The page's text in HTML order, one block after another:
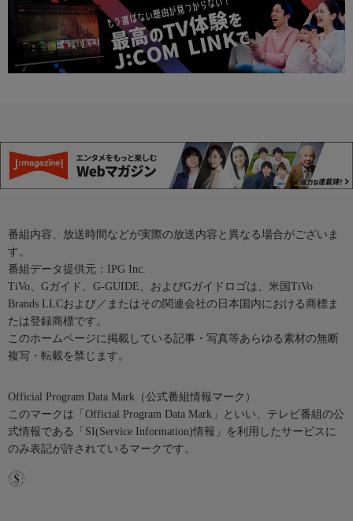
番組内容、放送時間などが実際の放送内容と異なる場合がございま
す。
番組データ提供元：IPG Inc.
TiVo、Gガイド、G-GUIDE、およびGガイドロゴは、米国TiVo
Brands LLCおよび／またはその関連会社の日本国内における商標ま
たは登録商標です。
このホームページに掲載している記事・写真等あらゆる素材の無断
複写・転載を禁じます。
Official Program Data Mark（公式番組情報マーク）
このマークは「Official Program Data Mark」といい、テレビ番組の公
式情報である「SI(Service Information)情報」を利用したサービスに
のみ表記が許されているマークです。